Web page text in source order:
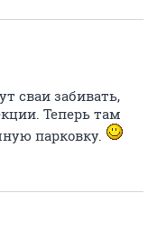
сваи забивать,
Теперь там
парковку.